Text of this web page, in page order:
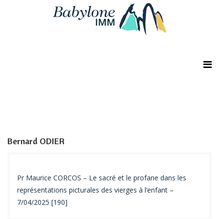
Bernard ODIER
Pr Maurice CORCOS – Le sacré et le profane dans les
représentations picturales des vierges à l’enfant –
7/04/2025 [190]